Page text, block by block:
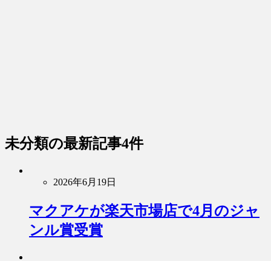
未分類の最新記事4件
2026年6月19日
マクアケが楽天市場店で4月のジャ
ンル賞受賞